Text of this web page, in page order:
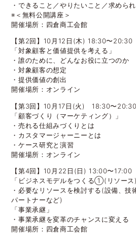
・できること／やりたいこと／求めら
※＜無料公開講座＞
開催場所：四倉商工会館
【第2回】10月12日(木) 18:30〜20:30
「対象顧客と価値提供を考える」
・誰のために、どんなお役に立つのか
・対象顧客の想定
・提供価値の創出
開催場所：オンライン
【第3回】10月17日(火) 18:30〜20:30
「顧客づくり（マーケティング）」
・売れる仕組みづくりとは
・カスタマージャーニーとは
・ケース研究と演習
開催場所：オンライン
【第4回】10月22日(日) 13:00〜17:00
「ビジネスモデルをつくる①(リソース)
・必要なリソースを検討する(設備、技
パートナーなど)
「事業承継」
・事業承継を変革のチャンスに変える
開催場所：四倉商工会館